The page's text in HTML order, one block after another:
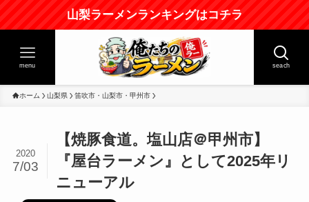
山梨ラーメンランキングはコチラ
seach
menu
ホーム 山梨県 笛吹市・山梨市・甲州市
【焼豚食道。塩山店＠甲州市】
『屋台ラーメン』として2025年リ
ニューアル
2020
7/03